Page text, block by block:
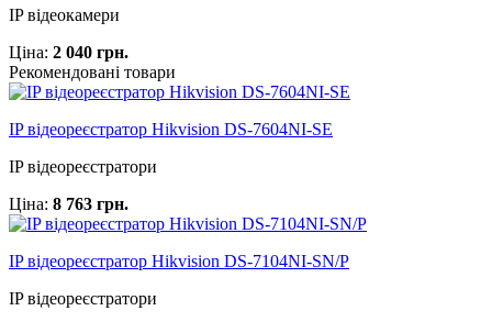
IP відеокамери
Ціна: 2 040 грн.
Рекомендовані товари
IP відеореєстратор Hikvision DS-7604NI-SE
IP відеореєстратори
Ціна: 8 763 грн.
IP відеореєстратор Hikvision DS-7104NI-SN/P
IP відеореєстратори